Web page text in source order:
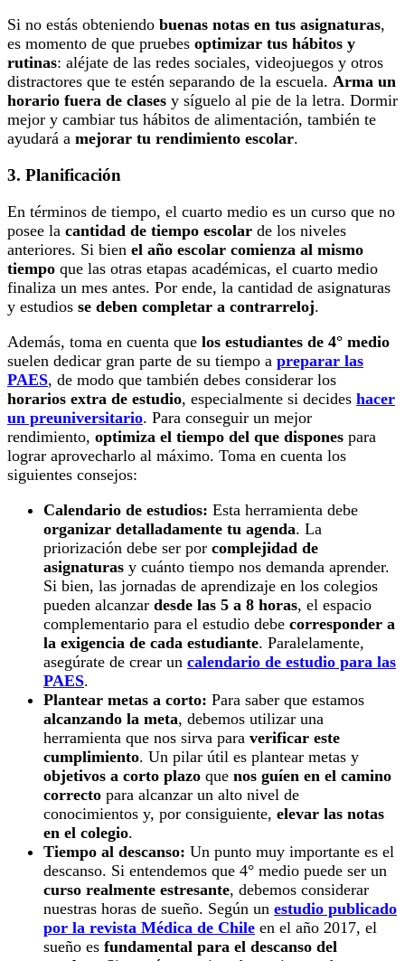
Si no estás obteniendo buenas notas en tus asignaturas,
es momento de que pruebes optimizar tus hábitos y
rutinas: aléjate de las redes sociales, videojuegos y otros
distractores que te estén separando de la escuela. Arma un
horario fuera de clases y síguelo al pie de la letra. Dormir
mejor y cambiar tus hábitos de alimentación, también te
ayudará a mejorar tu rendimiento escolar.
3. Planificación
En términos de tiempo, el cuarto medio es un curso que no
posee la cantidad de tiempo escolar de los niveles
anteriores. Si bien el año escolar comienza al mismo
tiempo que las otras etapas académicas, el cuarto medio
finaliza un mes antes. Por ende, la cantidad de asignaturas
y estudios se deben completar a contrarreloj.
Además, toma en cuenta que los estudiantes de 4° medio
suelen dedicar gran parte de su tiempo a preparar las
PAES, de modo que también debes considerar los
horarios extra de estudio, especialmente si decides hacer
un preuniversitario. Para conseguir un mejor
rendimiento, optimiza el tiempo del que dispones para
lograr aprovecharlo al máximo. Toma en cuenta los
siguientes consejos:
Calendario de estudios: Esta herramienta debe
organizar detalladamente tu agenda. La
priorización debe ser por complejidad de
asignaturas y cuánto tiempo nos demanda aprender.
Si bien, las jornadas de aprendizaje en los colegios
pueden alcanzar desde las 5 a 8 horas, el espacio
complementario para el estudio debe corresponder a
la exigencia de cada estudiante. Paralelamente,
asegúrate de crear un calendario de estudio para las
PAES.
Plantear metas a corto: Para saber que estamos
alcanzando la meta, debemos utilizar una
herramienta que nos sirva para verificar este
cumplimiento. Un pilar útil es plantear metas y
objetivos a corto plazo que nos guíen en el camino
correcto para alcanzar un alto nivel de
conocimientos y, por consiguiente, elevar las notas
en el colegio.
Tiempo al descanso: Un punto muy importante es el
descanso. Si entendemos que 4° medio puede ser un
curso realmente estresante, debemos considerar
nuestras horas de sueño. Según un estudio publicado
por la revista Médica de Chile en el año 2017, el
sueño es fundamental para el descanso del